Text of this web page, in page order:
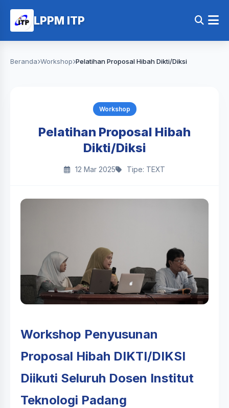
LPPM ITP
Beranda Workshop Pelatihan Proposal Hibah Dikti/Diksi
Workshop
Pelatihan Proposal Hibah
Dikti/Diksi
12 Mar 2025 Tipe: TEXT
Workshop Penyusunan
Proposal Hibah DIKTI/DIKSI
Diikuti Seluruh Dosen Institut
Teknologi Padang